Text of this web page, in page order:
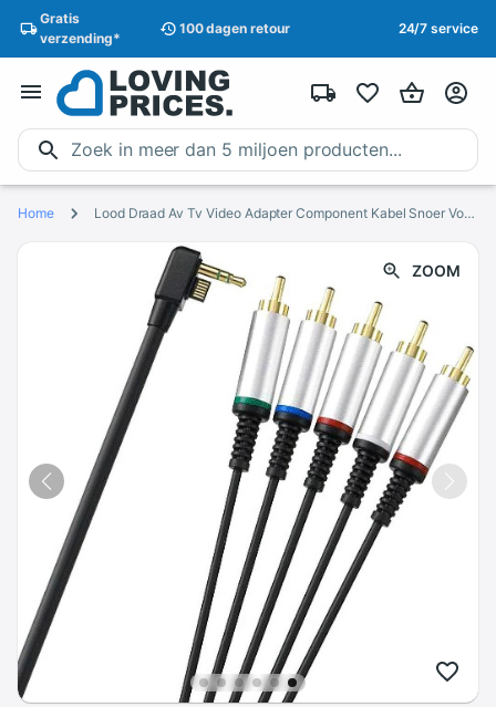
Gratis
verzending*
100 dagen retour 24/7 service
Home Lood Draad Av Tv Video Adapter Component Kabel Snoer Voor Psp 2000 3000 PSP2 PSP3
ZOOM